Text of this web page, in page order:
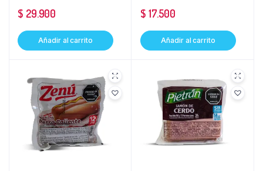
$ 29.900
Añadir al carrito
$ 17.500
Añadir al carrito